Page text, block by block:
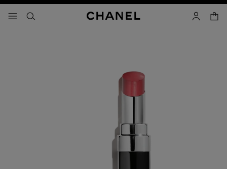
- navegación principal
buscar cuenta
carrito